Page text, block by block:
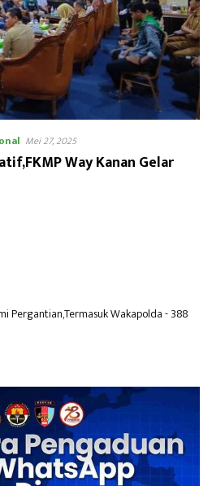
Mei 27, 2025
Way Kanan Gelar
Pergantian,Termasuk Wakapolda- 388